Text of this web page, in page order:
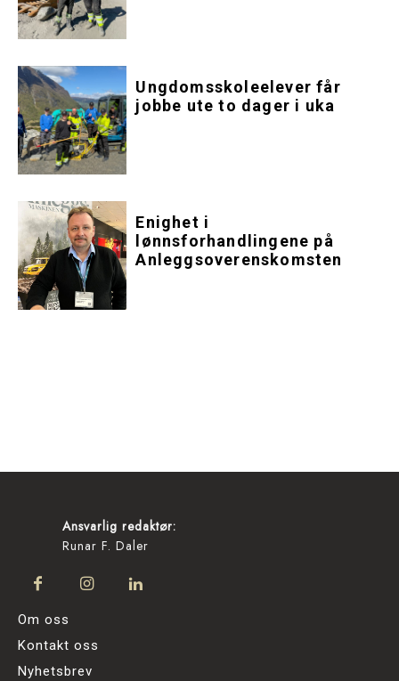
Ungdomsskoleelever får
jobbe ute to dager i uka
Enighet i
lønnsforhandlingene på
Anleggsoverenskomsten
Ansvarlig redaktør:
Runar F. Daler
Om oss
Kontakt oss
Nyhetsbrev